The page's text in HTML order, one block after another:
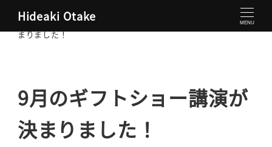
Hideaki Otake MENU
大竹秀明 公式サイト
9月のギフトショー講演が決
まりました！
9月のギフトショー講演が
決まりました！